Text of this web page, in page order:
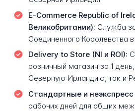
E-Commerce Republic of
Великобритании): Служба
Соединенного Королевства
Delivery to Store (NI и ROI):
розничный магазин за 1
Северную Ирландию, так и
Стандартные и неэкспресс
рабочих дней для общих